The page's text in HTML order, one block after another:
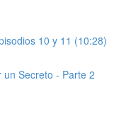
10 y 11 (10:28)
Secreto - Parte 2